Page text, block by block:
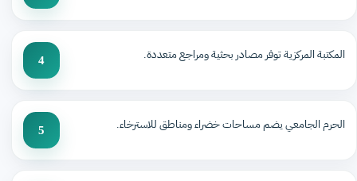
المكتبة المركزية توفر مصادر بحثية ومراجع متعددة. 4
الحرم الجامعي يضم مساحات خضراء ومناطق للاسترخاء. 5